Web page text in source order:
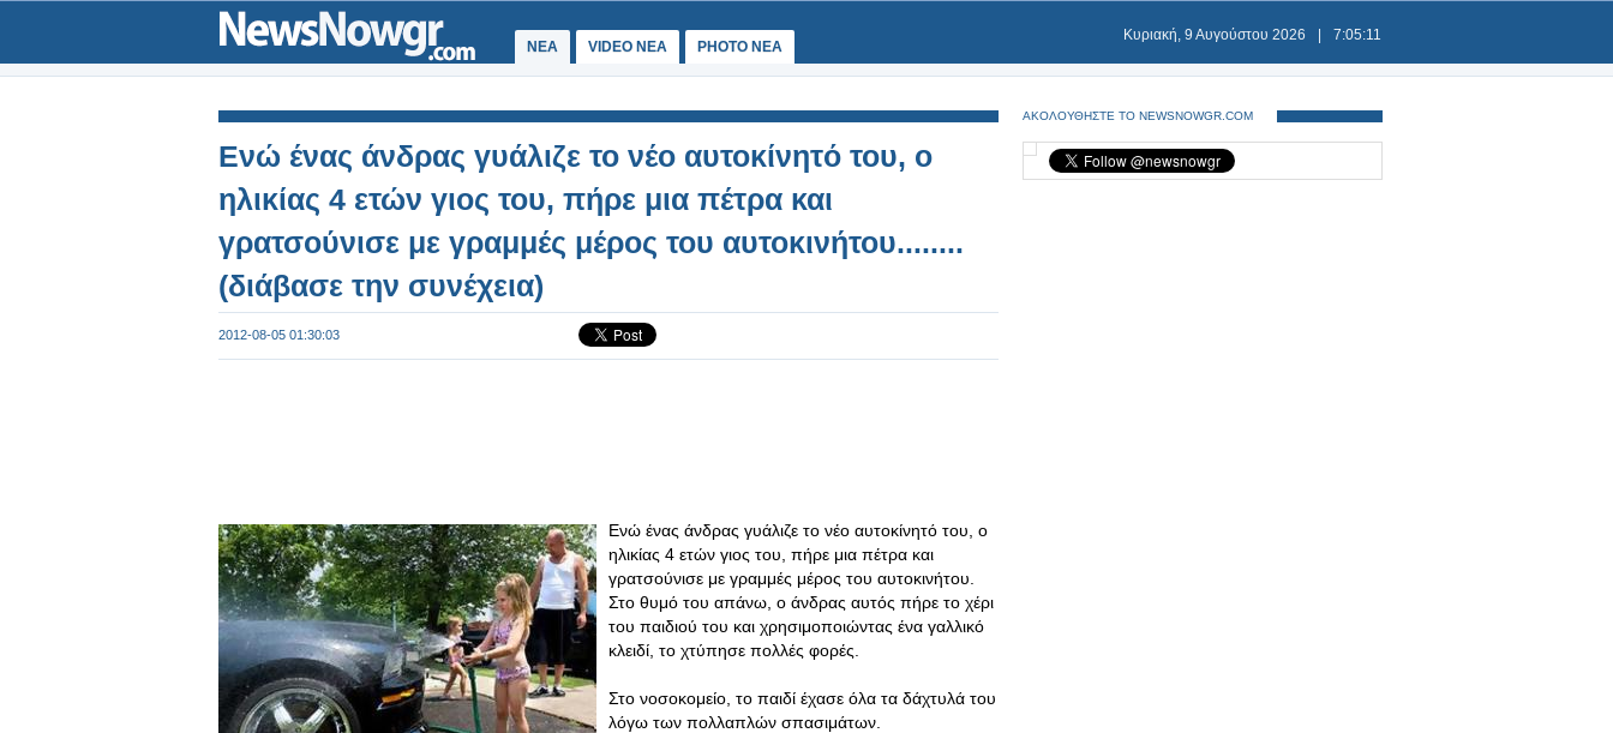
ΝΕΑ VIDEO NEA PHOTO NEA
Κυριακή, 9 Αυγούστου 2026 7:05:12
Ενώ ένας άνδρας γυάλιζε το νέο αυτοκίνητό του, ο
ηλικίας 4 ετών γιος του, πήρε μια πέτρα και
γρατσούνισε με γραμμές μέρος του αυτοκινήτου........
(διάβασε την συνέχεια)
2012-08-05 01:30:03
Ενώ ένας άνδρας γυάλιζε το νέο αυτοκίνητό του, ο
ηλικίας 4 ετών γιος του, πήρε μια πέτρα και
γρατσούνισε με γραμμές μέρος του αυτοκινήτου.
Στο θυμό του απάνω, ο άνδρας αυτός πήρε το χέρι
του παιδιού του και χρησιμοποιώντας ένα γαλλικό
κλειδί, το χτύπησε πολλές φορές.
Στο νοσοκομείο, το παιδί έχασε όλα τα δάχτυλά του
λόγω των πολλαπλών σπασιμάτων.
ΑΚΟΛΟΥΘΗΣΤΕ ΤΟ NEWSNOWGR.COM